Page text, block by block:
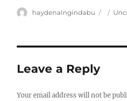
Author
haydenalngindabu
Posted
Leave a Reply
Your email address will not be